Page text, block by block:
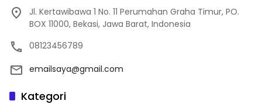
Jl. Kertawibawa 1 No. 11 Perumahan Graha Timur, PO.
BOX 11000, Bekasi, Jawa Barat, Indonesia
08123456789
emailsaya@gmail.com
Kategori